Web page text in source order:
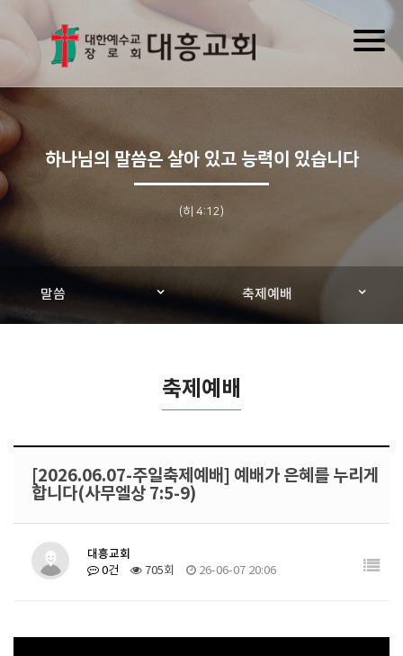
하나님의 말씀은 살아 있고 능력이 있습니다
(히 4:12)
말씀 축제예배
축제예배
[2026.06.07-주일축제예배] 예배가 은혜를 누리게
합니다(사무엘상 7:5-9)
대흥교회
0건 705회 26-06-07 20:06